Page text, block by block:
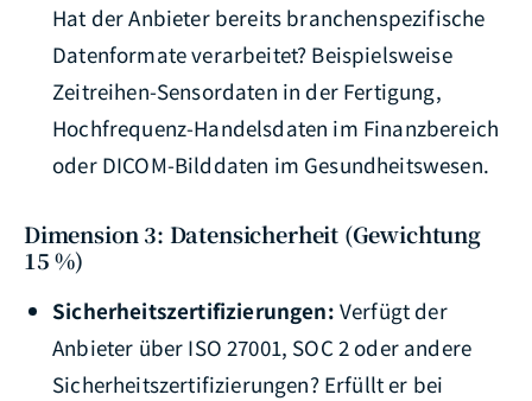
Hat der Anbieter bereits branchenspezifische
Datenformate verarbeitet? Beispielsweise
Zeitreihen-Sensordaten in der Fertigung,
Hochfrequenz-Handelsdaten im Finanzbereich
oder DICOM-Bilddaten im Gesundheitswesen.
Dimension 3: Datensicherheit (Gewichtung
15 %)
Sicherheitszertifizierungen: Verfügt der
Anbieter über ISO 27001, SOC 2 oder andere
Sicherheitszertifizierungen? Erfüllt er bei